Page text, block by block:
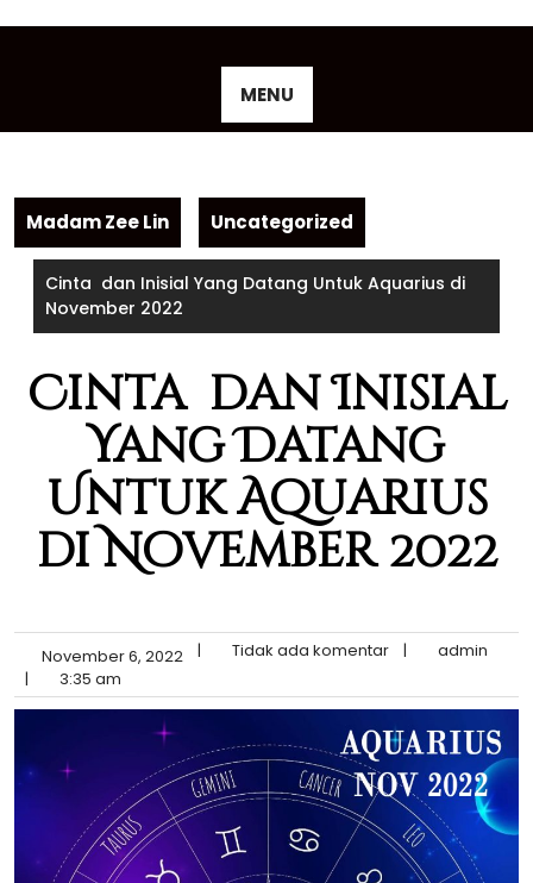
MENU
Madam Zee Lin Uncategorized
Cinta dan Inisial Yang Datang Untuk Aquarius di
November 2022
Cinta dan Inisial
Yang Datang
Untuk Aquarius
di November 2022
November 6, 2022 | Tidak ada komentar |
admin
|
3:35 am